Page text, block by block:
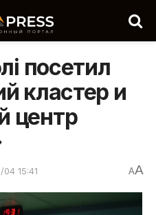
посетил
кластер и
центр
15:41 AA